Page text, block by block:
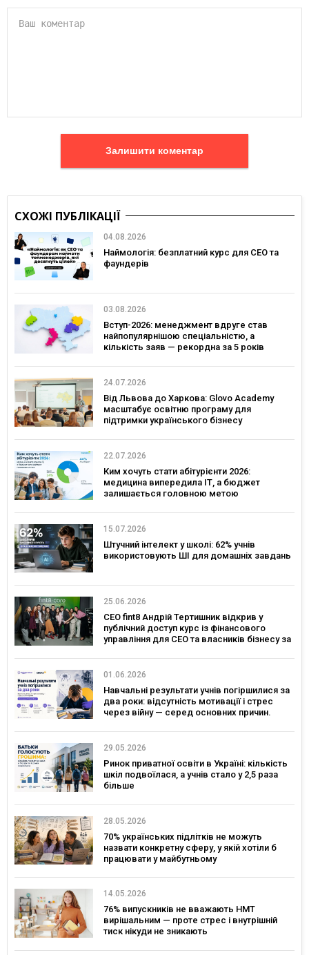
Залишити коментар
СХОЖІ ПУБЛІКАЦІЇ
04.08.2026
Наймологія: безплатний курс для CEO та
фаундерів
03.08.2026
Вступ-2026: менеджмент вдруге став
найпопулярнішою спеціальністю, а
кількість заяв — рекордна за 5 років
24.07.2026
Від Львова до Харкова: Glovo Academy
масштабує освітню програму для
підтримки українського бізнесу
22.07.2026
Ким хочуть стати абітурієнти 2026:
медицина випередила ІТ, а бюджет
залишається головною метою
15.07.2026
Штучний інтелект у школі: 62% учнів
використовують ШІ для домашніх завдань
25.06.2026
CEO fint8 Андрій Тертишник відкрив у
публічний доступ курс із фінансового
управління для CEO та власників бізнесу за
01.06.2026
Навчальні результати учнів погіршилися за
два роки: відсутність мотивації і стрес
через війну — серед основних причин.
29.05.2026
Ринок приватної освіти в Україні: кількість
шкіл подвоїлася, а учнів стало у 2,5 раза
більше
28.05.2026
70% українських підлітків не можуть
назвати конкретну сферу, у якій хотіли б
працювати у майбутньому
14.05.2026
76% випускників не вважають НМТ
вирішальним — проте стрес і внутрішній
тиск нікуди не зникають